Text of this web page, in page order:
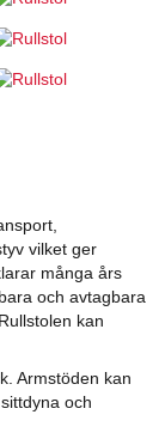
vilket ger
många års
och avtagbara
kan
Armstöden kan
och